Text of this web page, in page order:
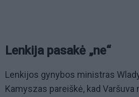
Lenkija pasakė „ne“
Lenkijos gynybos ministras
Kamyszas pareiškė, kad Varšuva